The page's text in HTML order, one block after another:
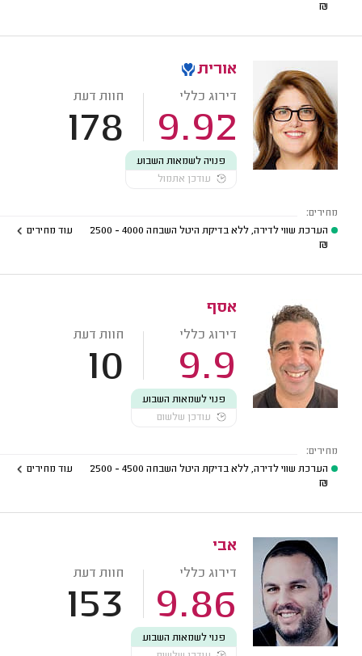
₪
אורית
דירוג כללי
9.92
חוות דעת
178
פנויה לשמאות השבוע
עודכן אתמול
מחירים:
הערכת שווי לדירה, ללא בדיקת היטל השבחה 4000 - 2500
₪
עוד מחירים
אסף
דירוג כללי
9.9
חוות דעת
10
פנוי לשמאות השבוע
עודכן שלשום
מחירים:
הערכת שווי לדירה, ללא בדיקת היטל השבחה 4500 - 2500
₪
עוד מחירים
אבי
דירוג כללי
9.86
חוות דעת
153
פנוי לשמאות השבוע